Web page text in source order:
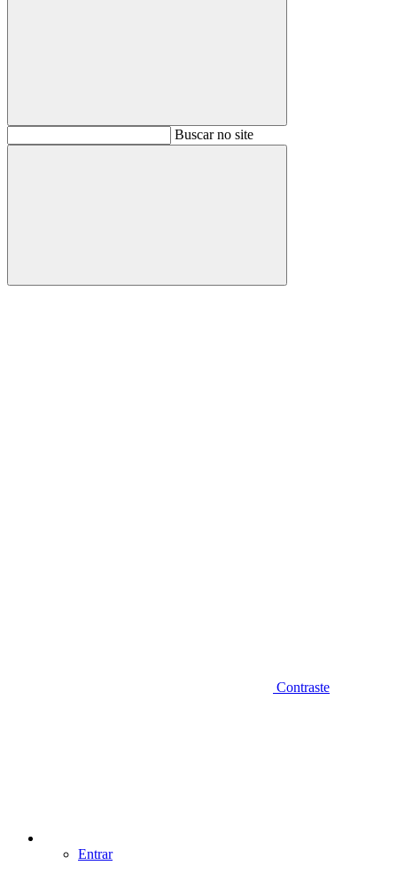
BuscarBuscar no site
Buscar
Contraste
Entrar